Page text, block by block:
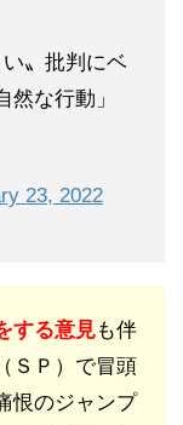
〟批判にベ
な行動」
23, 2022
する意見も伴
ＳＰ）で冒頭
恨のジャンプ